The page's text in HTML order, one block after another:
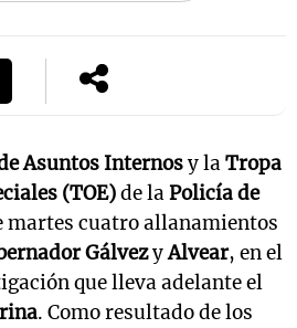
Asuntos Internosy laTropa
(TOE)de laPolicía de
martes cuatro allanamientos
GálvezyAlvear, en el
que lleva adelante el
. Como resultado de los